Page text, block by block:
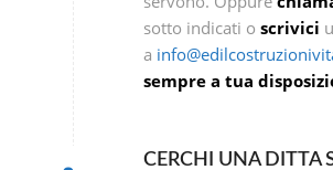
sotto indicati o scrivici
a
sempre a tua
CERCHI UNA DITTA